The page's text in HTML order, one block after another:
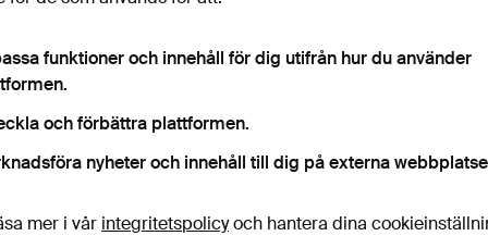
på Auctionets nyhetsbrev.
experttips, utvalda föremål och inspiration. Om du ångrar dig kan du
är över 18 år och jag godkänner användarvillkoren,
funktioner och innehåll för dig utifrån hur du använder
och förbättra plattformen.
nyheter och innehåll till dig på externa
mer i vår integritetspolicyoch hantera dina